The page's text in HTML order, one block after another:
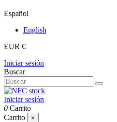
Español
English
EUR €
Iniciar sesión
Buscar
Iniciar sesión
0 Carrito
Carrito
×